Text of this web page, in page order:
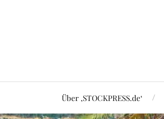
Über ‚STOCKPRESS.de‘